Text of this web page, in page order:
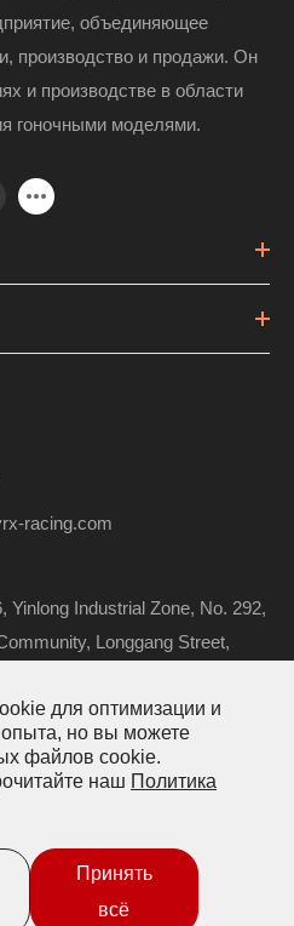
объединяющее
производство и продажи. Он
и производстве в области
гоночными моделями.
racing.com
Yinlong Industrial Zone, No. 292,
Longgang Street,
Tech (Shenzhen) Co., Ltd.
для оптимизации и
но вы можете
файлов cookie.
наш Политика
Принять
всё